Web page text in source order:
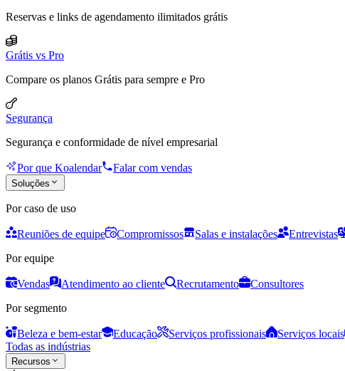
Reservas e links de agendamento ilimitados grátis
Grátis vs Pro
Compare os planos Grátis para sempre e Pro
Segurança
Segurança e conformidade de nível empresarial
Por que Koalendar Falar com vendas
Soluções
Por caso de uso
Reuniões de equipe Compromissos Salas e instalações Entrevistas
Por equipe
Vendas Atendimento ao cliente Recrutamento
Consultores
Por segmento
Beleza e bem-estar Educação Serviços profissionais Serviços locais
Todas as indústrias
Recursos